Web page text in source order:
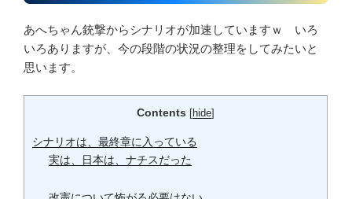
あへちゃん銃撃からシナリオが加速していますｗ いろ
いろありますが、今の段階の状況の整理をしてみたいと
思います。
Contents [hide]
シナリオは、最終章に入っている
実は、日本は、ナチスだった